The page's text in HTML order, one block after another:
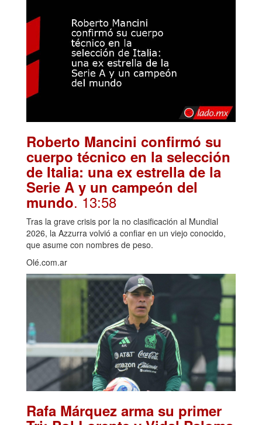
Roberto Mancini confirmó su
cuerpo técnico en la selección
de Italia: una ex estrella de la
Serie A y un campeón del
mundo. 13:58
Tras la grave crisis por la no clasificación al Mundial
2026, la Azzurra volvió a confiar en un viejo conocido,
que asume con nombres de peso.
Olé.com.ar
Rafa Márquez arma su primer